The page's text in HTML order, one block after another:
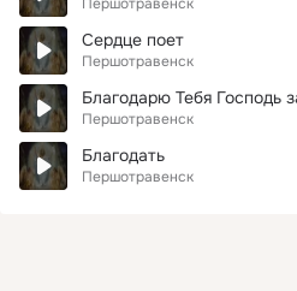
Сердце поет
Першотравенск
Благодарю Тебя Господь
Першотравенск
Благодать
Першотравенск